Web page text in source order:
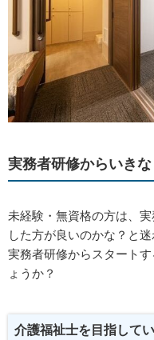
実務者研修からいき
未経験・無資格の方は、
した方が良いのかな？と
実務者研修からスタート
ょうか？
介護福祉士を目指して